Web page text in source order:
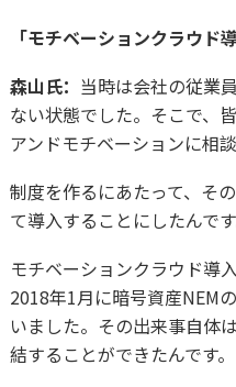
「モチベーションクラウド
森山氏： 当時は会社の従業
ない状態でした。そこで、
アンドモチベーションに相
制度を作るにあたって、そ
て導入することにしたんです
モチベーションクラウド導
2018年1月に暗号資産NEM
いました。その出来事自体
結することができたんです。